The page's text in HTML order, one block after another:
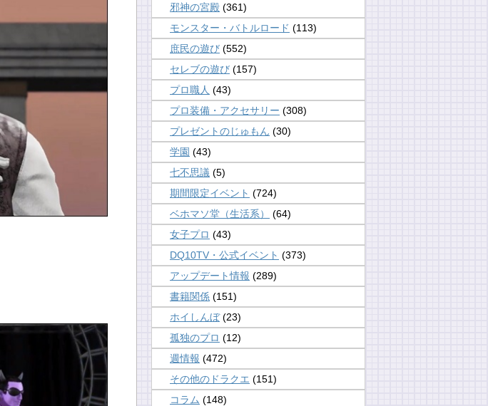
邪神の宮殿 (361)
モンスター・バトルロード (113)
庶民の遊び (552)
セレブの遊び (157)
プロ職人 (43)
プロ装備・アクセサリー (308)
プレゼントのじゅもん (30)
学園 (43)
七不思議 (5)
期間限定イベント (724)
ベホマソ堂（生活系）
(64)
女子プロ (43)
DQ10TV・公式イベント (373)
アップデート情報 (289)
書籍関係 (151)
ホイしんぼ(23)
孤独のプロ (12)
週情報 (472)
その他のドラクエ (151)
コラム (148)